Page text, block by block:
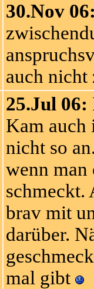
30.Nov
auch nicht
25.Jul 06:
Kam auch
nicht so
wenn man
schmeckt.
brav mit
darüber.
mal gibt